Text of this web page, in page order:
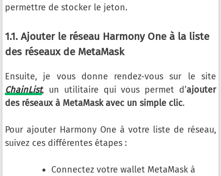
permettre de stocker le jeton.
1.1. Ajouter le réseau Harmony One à la liste
des réseaux de MetaMask
Ensuite, je vous donne rendez-vous sur le site
ChainList, un utilitaire qui vous permet d’ajouter
des réseaux à MetaMask avec un simple clic.
Pour ajouter Harmony One à votre liste de réseau,
suivez ces différentes étapes :
Connectez votre wallet MetaMask à